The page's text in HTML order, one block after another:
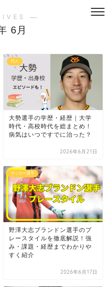
―
6月
巨人
大勢選手の学歴・経歴｜大学
時代・高校時代を総まとめ！
病気はいつですでに治った？
2026年6月21日
サッカー選手
野澤大志ブランドン選手のプ
レースタイルを徹底解説！強
み・課題・経歴までわかりや
すく紹介
2026年6月17日